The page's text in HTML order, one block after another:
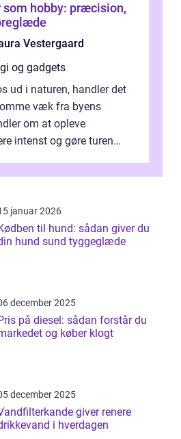
hobby: præcision,
Vestergaard
og gadgets
ud i naturen, handler det
væk fra byens
om at opleve
intenst og gøre turen
januar 2026
til hund: sådan giver du
hund sund tyggeglæde
december 2025
på diesel: sådan forstår du
og køber klogt
december 2025
giver renere
i hverdagen